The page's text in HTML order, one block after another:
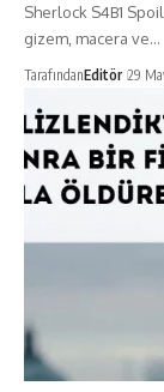
Sherlock S4B1
gizem, macera ve…
TarafındanEditör 29